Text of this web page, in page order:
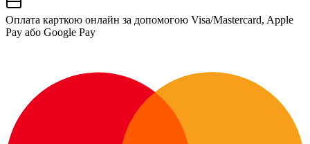
Оплата карткою онлайн за допомогою Visa/Mastercard, Apple
Pay або Google Pay